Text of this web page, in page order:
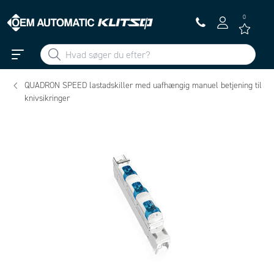
0
QUADRON SPEED lastadskiller med uafhængig manuel betjening til
knivsikringer